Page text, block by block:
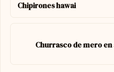
Chipirones hawai
Churrasco de mero